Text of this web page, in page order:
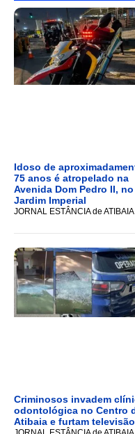
Idoso de
75 anos é atropelado na
Avenida Dom Pedro II, no
Jardim Imperial
JORNAL ESTÂNCIA de ATIBAIA
Criminosos invadem
odontológica no Centro
Atibaia e furtam televisão